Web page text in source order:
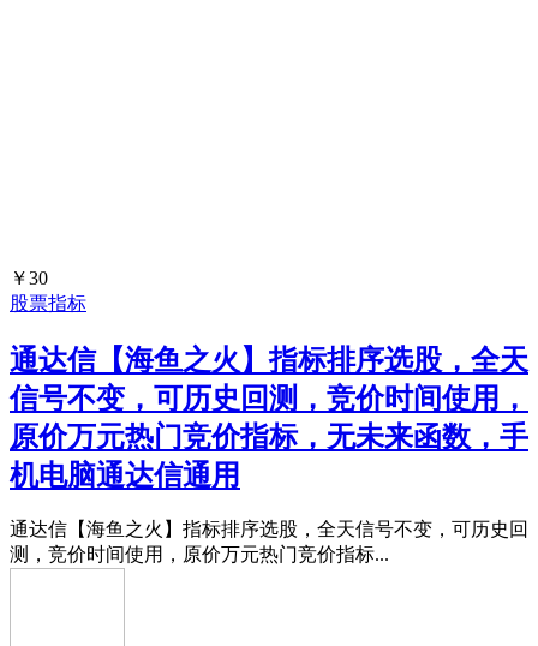
￥30
股票指标
通达信【海鱼之火】指标排序选股，全天
信号不变，可历史回测，竞价时间使用，
原价万元热门竞价指标，无未来函数，手
机电脑通达信通用
通达信【海鱼之火】指标排序选股，全天信号不变，可历史回
测，竞价时间使用，原价万元热门竞价指标...